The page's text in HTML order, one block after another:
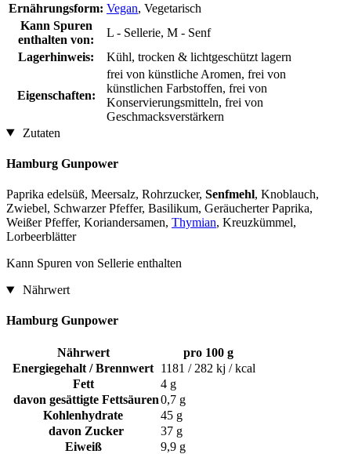
Ernährungsform: Vegan, Vegetarisch
Kann Spuren
enthalten von:
L - Sellerie, M - Senf
Lagerhinweis:
Kühl, trocken & lichtgeschützt lagern
Eigenschaften:
frei von künstliche Aromen, frei von
künstlichen Farbstoffen, frei von
Konservierungsmitteln, frei von
Geschmacksverstärkern
Zutaten
Hamburg Gunpower
Paprika edelsüß, Meersalz, Rohrzucker, Senfmehl, Knoblauch,
Zwiebel, Schwarzer Pfeffer, Basilikum, Geräucherter Paprika,
Weißer Pfeffer, Koriandersamen, Thymian, Kreuzkümmel,
Lorbeerblätter
Kann Spuren von Sellerie enthalten
Nährwert
Hamburg Gunpower
Nährwert
pro 100 g
Energiegehalt / Brennwert 1181 / 282 kj / kcal
Fett
4 g
davon gesättigte Fettsäuren0,7 g
Kohlenhydrate
45 g
davon Zucker
37 g
Eiweiß
9,9 g